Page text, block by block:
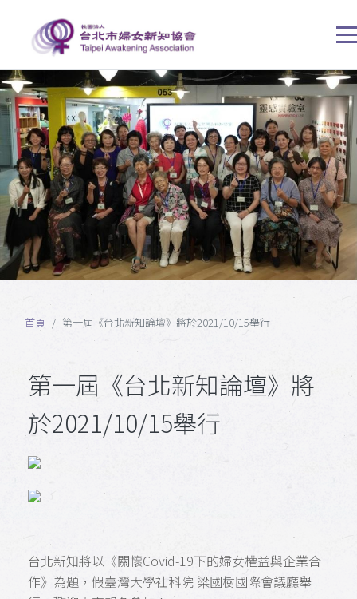
首頁 第一屆《台北新知論壇》將於2021/10/15舉行
第一屆《台北新知論壇》將
於2021/10/15舉行
台北新知將以《關懷Covid-19下的婦女權益與企業合
作》為題，假臺灣大學社科院 梁國樹國際會議廳舉